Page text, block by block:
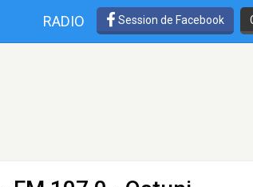
RADIO Session de Facebook